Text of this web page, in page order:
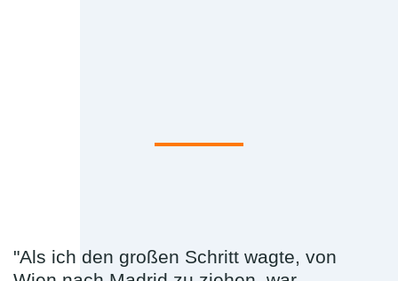
"Als ich den großen Schritt wagte, von